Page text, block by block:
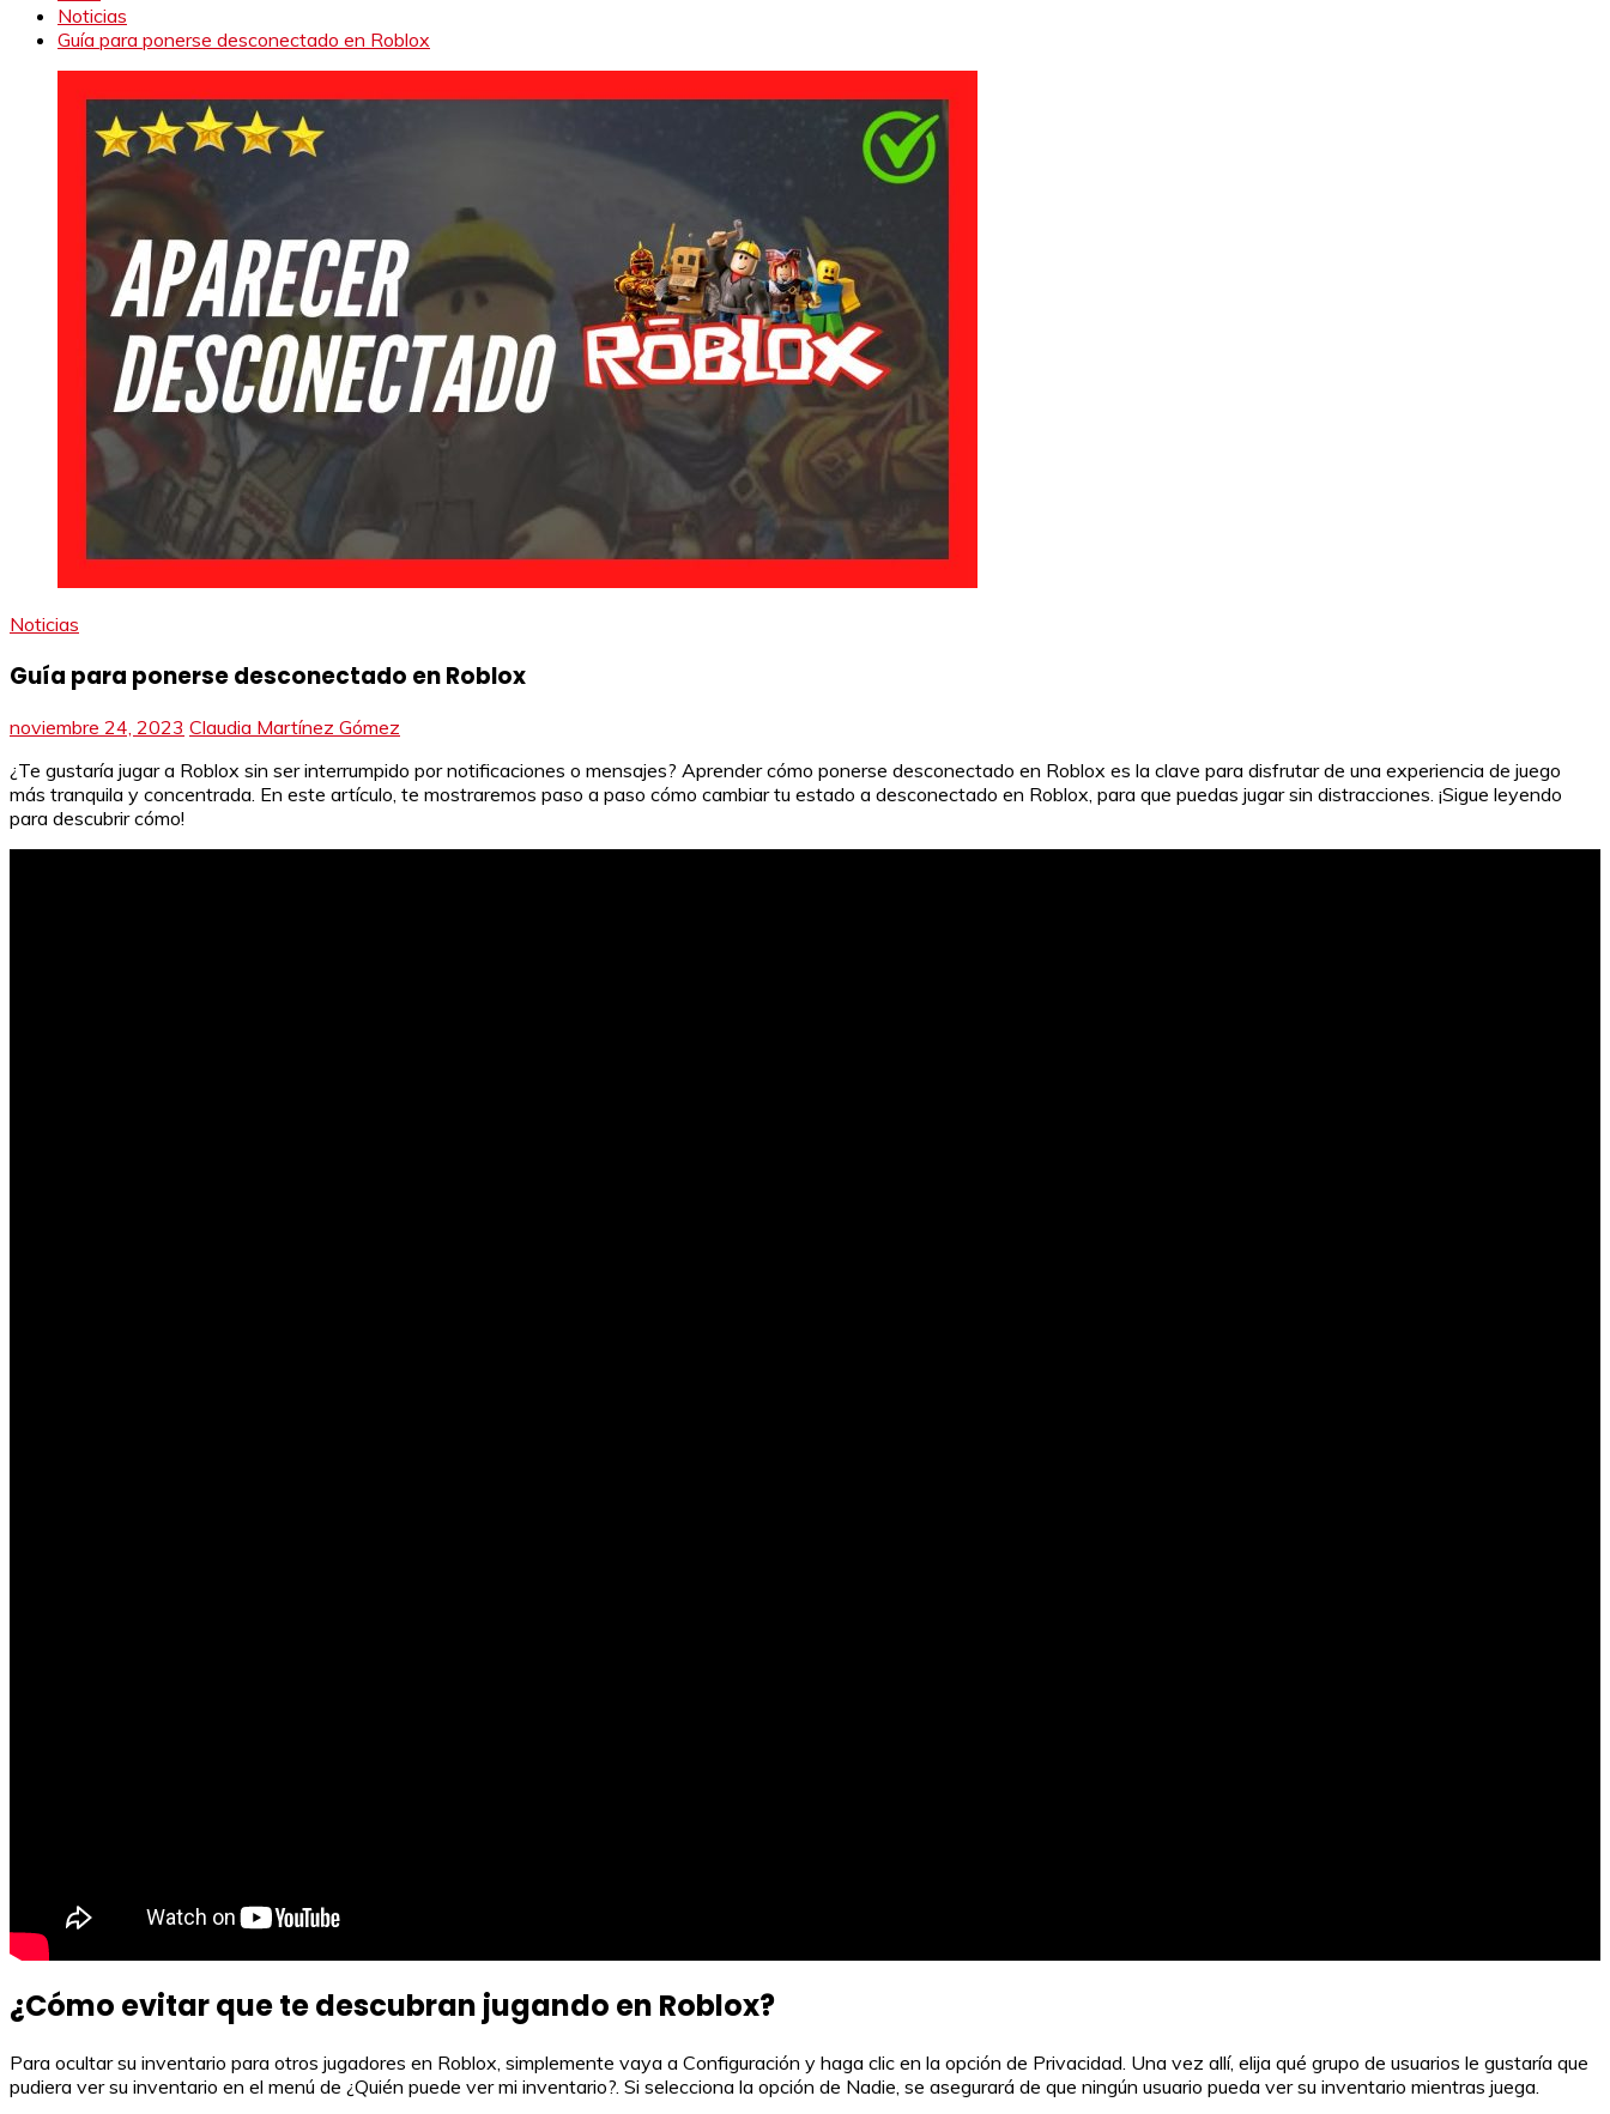
Noticias
Guía para ponerse desconectado en Roblox
Noticias
Guía para ponerse desconectado en Roblox
noviembre 24, 2023 Claudia Martínez Gómez
¿Te gustaría jugar a Roblox sin ser interrumpido por notificaciones o mensajes? Aprender cómo ponerse desconectado en Roblox es la clave para disfrutar de una experiencia de juego
más tranquila y concentrada. En este artículo, te mostraremos paso a paso cómo cambiar tu estado a desconectado en Roblox, para que puedas jugar sin distracciones. ¡Sigue leyendo
para descubrir cómo!
¿Cómo evitar que te descubran jugando en Roblox?
Para ocultar su inventario para otros jugadores en Roblox, simplemente vaya a Configuración y haga clic en la opción de Privacidad. Una vez allí, elija qué grupo de usuarios le gustaría que
pudiera ver su inventario en el menú de ¿Quién puede ver mi inventario?. Si selecciona la opción de Nadie, se asegurará de que ningún usuario pueda ver su inventario mientras juega.